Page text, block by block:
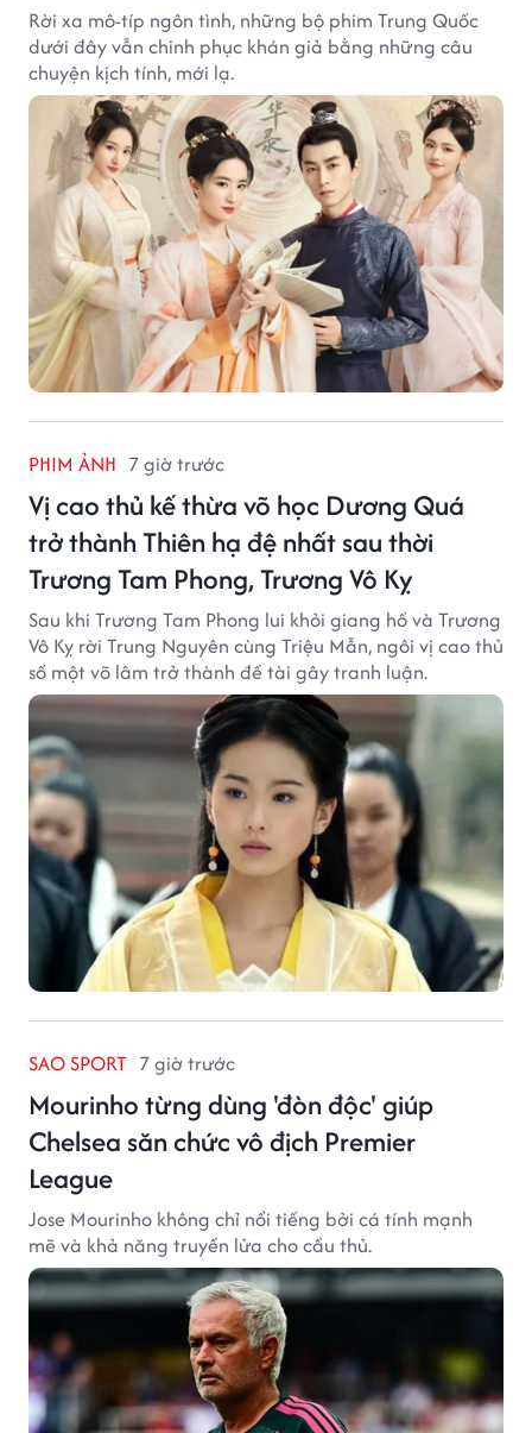
Rời xa mô-típ ngôn tình, những bộ phim Trung Quốc
dưới đây vẫn chinh phục khán giả bằng những câu
chuyện kịch tính, mới lạ.
PHIM ẢNH 7 giờ trước
Vị cao thủ kế thừa võ học Dương Quá
trở thành Thiên hạ đệ nhất sau thời
Trương Tam Phong, Trương Vô Kỵ
Sau khi Trương Tam Phong lui khỏi giang hồ và Trương
Vô Kỵ rời Trung Nguyên cùng Triệu Mẫn, ngôi vị cao thủ
số một võ lâm trở thành đề tài gây tranh luận.
SAO SPORT 7 giờ trước
Mourinho từng dùng 'đòn độc' giúp
Chelsea săn chức vô địch Premier
League
Jose Mourinho không chỉ nổi tiếng bởi cá tính mạnh
mẽ và khả năng truyền lửa cho cầu thủ.